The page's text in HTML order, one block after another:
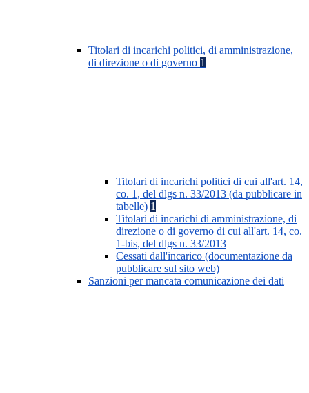
Titolari di incarichi politici, di amministrazione,
di direzione o di governo 1
Titolari di incarichi politici di cui all'art. 14,
co. 1, del dlgs n. 33/2013 (da pubblicare in
tabelle) 1
Titolari di incarichi di amministrazione, di
direzione o di governo di cui all'art. 14, co.
1-bis, del dlgs n. 33/2013
Cessati dall'incarico (documentazione da
pubblicare sul sito web)
Sanzioni per mancata comunicazione dei dati